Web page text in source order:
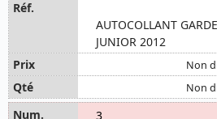
AUTOCOLLANT
JUNIOR 2012
Non
Non
3